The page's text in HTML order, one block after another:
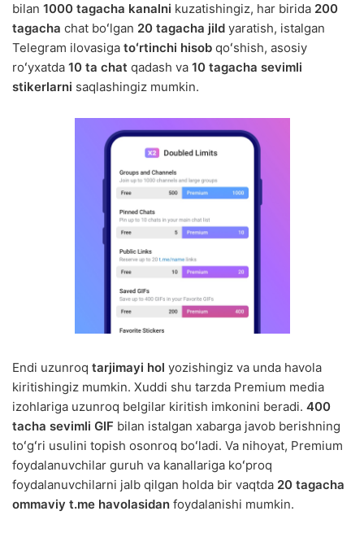
bilan 1000 tagacha kanalni kuzatishingiz, har birida 200
tagacha chat boʻlgan 20 tagacha jild yaratish, istalgan
Telegram ilovasiga toʻrtinchi hisob qoʻshish, asosiy
roʻyxatda 10 ta chat qadash va 10 tagacha sevimli
stikerlarni saqlashingiz mumkin.
Endi uzunroq tarjimayi hol yozishingiz va unda havola
kiritishingiz mumkin. Xuddi shu tarzda Premium media
izohlariga uzunroq belgilar kiritish imkonini beradi. 400
tacha sevimli GIF bilan istalgan xabarga javob berishning
toʻgʻri usulini topish osonroq boʻladi. Va nihoyat, Premium
foydalanuvchilar guruh va kanallariga koʻproq
foydalanuvchilarni jalb qilgan holda bir vaqtda 20 tagacha
ommaviy t.me havolasidan foydalanishi mumkin.